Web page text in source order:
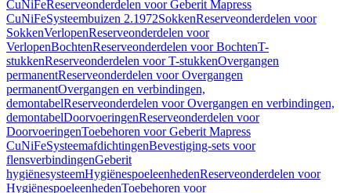
CuNiFeReserveonderdelen voor Geberit Mapress
CuNiFeSysteembuizen 2.1972SokkenReserveonderdelen voor
SokkenVerlopenReserveonderdelen voor
VerlopenBochtenReserveonderdelen voor BochtenT-
stukkenReserveonderdelen voor T-stukkenOvergangen
permanentReserveonderdelen voor Overgangen
permanentOvergangen en verbindingen,
demontabelReserveonderdelen voor Overgangen en verbindingen,
demontabelDoorvoeringenReserveonderdelen voor
DoorvoeringenToebehoren voor Geberit Mapress
CuNiFeSysteemafdichtingenBevestiging-sets voor
flensverbindingenGeberit
hygiënesysteemHygiënespoeleenhedenReserveonderdelen voor
HygiënespoeleenhedenToebehoren voor